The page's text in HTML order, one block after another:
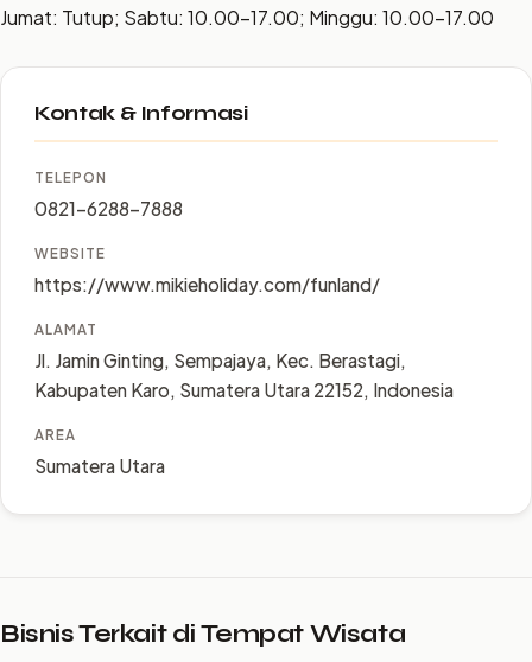
Jumat: Tutup; Sabtu: 10.00–17.00; Minggu: 10.00–17.00
Kontak & Informasi
TELEPON
0821-6288-7888
WEBSITE
https://www.mikieholiday.com/funland/
ALAMAT
Jl. Jamin Ginting, Sempajaya, Kec. Berastagi,
Kabupaten Karo, Sumatera Utara 22152, Indonesia
AREA
Sumatera Utara
Bisnis Terkait di Tempat Wisata